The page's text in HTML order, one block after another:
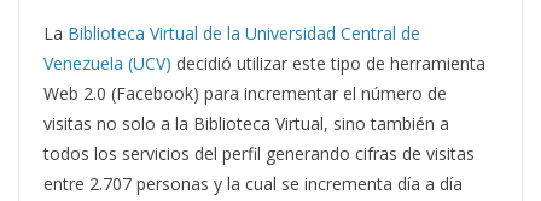
La Biblioteca Virtual de la Universidad Central de
Venezuela (UCV) decidió utilizar este tipo de herramienta
Web 2.0 (Facebook) para incrementar el número de
visitas no solo a la Biblioteca Virtual, sino también a
todos los servicios del perfil generando cifras de visitas
entre 2.707 personas y la cual se incrementa día a día